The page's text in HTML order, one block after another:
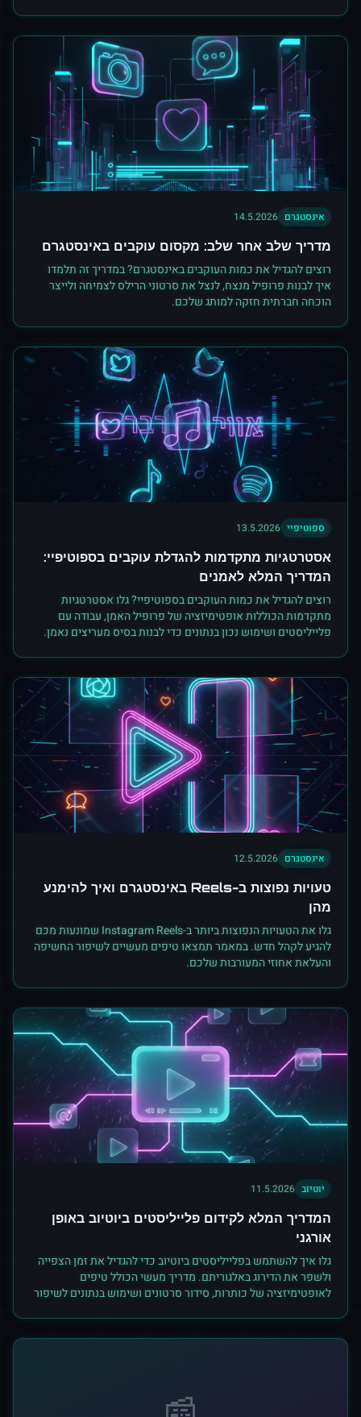
אינסטגרם 14.5.2026
מדריך שלב אחר שלב: מקסום עוקבים באינסטגרם
רוצים להגדיל את כמות העוקבים באינסטגרם? במדריך זה תלמדו
איך לבנות פרופיל מנצח, לנצל את סרטוני הרילס לצמיחה ולייצר
הוכחה חברתית חזקה למותג שלכם.
ספוטיפיי 13.5.2026
אסטרטגיות מתקדמות להגדלת עוקבים בספוטיפיי:
המדריך המלא לאמנים
רוצים להגדיל את כמות העוקבים בספוטיפיי? גלו אסטרטגיות
מתקדמות הכוללות אופטימיזציה של פרופיל האמן, עבודה עם
פלייליסטים ושימוש נכון בנתונים כדי לבנות בסיס מעריצים נאמן.
אינסטגרם 12.5.2026
טעויות נפוצות ב-Reels באינסטגרם ואיך להימנע
מהן
גלו את הטעויות הנפוצות ביותר ב-Instagram Reels שמונעות מכם
להגיע לקהל חדש. במאמר תמצאו טיפים מעשיים לשיפור החשיפה
והעלאת אחוזי המעורבות שלכם.
יוטיוב 11.5.2026
המדריך המלא לקידום פלייליסטים ביוטיוב באופן
אורגני
גלו איך להשתמש בפלייליסטים ביוטיוב כדי להגדיל את זמן הצפייה
ולשפר את הדירוג באלגוריתם. מדריך מעשי הכולל טיפים
לאופטימיזציה של כותרות, סידור סרטונים ושימוש בנתונים לשיפור